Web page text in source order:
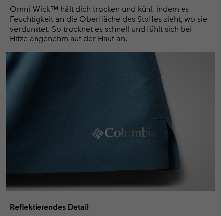
Omni-Wick™ hält dich trocken und kühl, indem es
Feuchtigkeit an die Oberfläche des Stoffes zieht, wo sie
verdunstet. So trocknet es schnell und fühlt sich bei
Hitze angenehm auf der Haut an.
Reflektierendes Detail